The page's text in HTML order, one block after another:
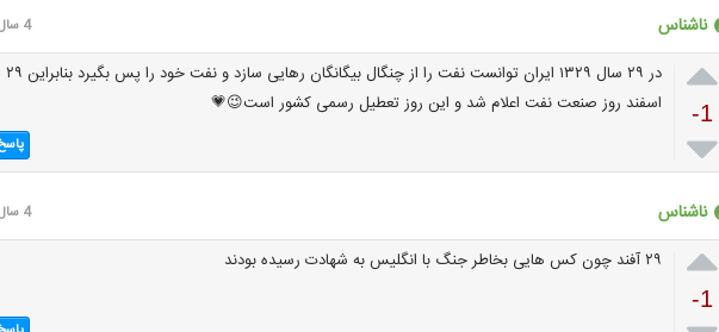
ناشناس 4 سال قبل

-1

در ۲۹ سال ۱۳۲۹ ایران توانست نفت را از چنگال بیگانگان رهایی سازد و نفت خود را پس بگیرد بنابراين ۲۹
اسفند روز صنعت نفت اعلام شد و این روز تعطیل رسمی کشور است😉💗
ناشناس 4 سال قبل

-1
۲۹ آفند چون کس هایی بخاطر جنگ با انگلیس به شهادت رسیده بودند